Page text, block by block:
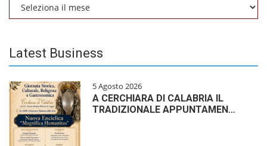
Latest Business
5 Agosto 2026
A CERCHIARA DI CALABRIA IL
TRADIZIONALE APPUNTAMEN…